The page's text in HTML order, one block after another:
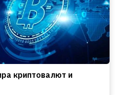
криптовалют и